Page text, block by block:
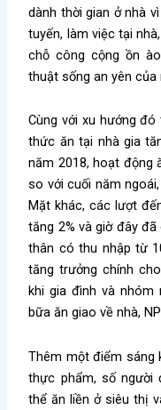
dành thời gian ở nhà
tuyến, làm việc tại
chỗ công cộng ồn
thuật sống an yên của
Cùng với xu hướng
thức ăn tại nhà gia
năm 2018, hoạt động
so với cuối năm
Mặt khác, các lượt
tăng 2% và giờ đây
thân có thu nhập từ
tăng trưởng chính
khi gia đình và nhóm
bữa ăn giao về nhà,
Thêm một điểm sáng
thực phẩm, số
thể ăn liền ở siêu thị